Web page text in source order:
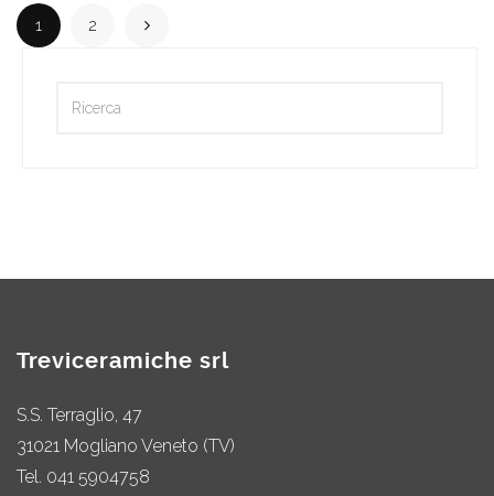
1 2
Treviceramiche srl
S.S. Terraglio, 47
31021 Mogliano Veneto (TV)
Tel. 041 5904758